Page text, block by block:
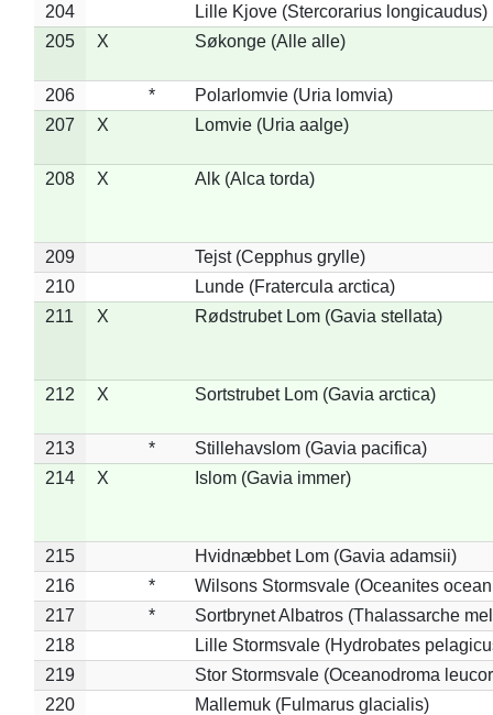
204
Lille Kjove (Stercorarius longicaudus)
205
X Søkonge (Alle alle)
206 *
Polarlomvie (Uria lomvia)
207
X Lomvie (Uria aalge)
208 X Alk (Alca torda)
209
Tejst (Cepphus grylle)
210
Lunde (Fratercula arctica)
211
X Rødstrubet Lom (Gavia stellata)
212 X Sortstrubet Lom (Gavia arctica)
213 *
Stillehavslom (Gavia pacifica)
214
X Islom (Gavia immer)
215
Hvidnæbbet Lom (Gavia adamsii)
216
*
Wilsons Stormsvale (Oceanites
217
*
Sortbrynet Albatros (Thalassarche
218
Lille Stormsvale (Hydrobates
219
Stor Stormsvale (Oceanodroma
220
Mallemuk (Fulmarus glacialis)